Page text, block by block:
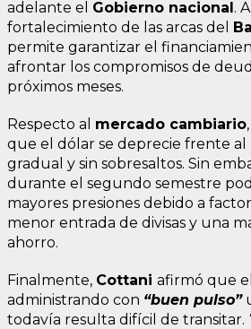
adelante el Gobierno nacional.
fortalecimiento de las arcas del
permite garantizar el
afrontar los compromisos de
próximos meses.
Respecto al mercado cambiario
que el dólar se deprecie frente al
gradual y sin sobresaltos. Sin
durante el segundo semestre
mayores presiones debido a
menor entrada de divisas y una
ahorro.
Finalmente, Cottani afirmó que
administrando con “buen pulso”
todavía resulta difícil de transitar.